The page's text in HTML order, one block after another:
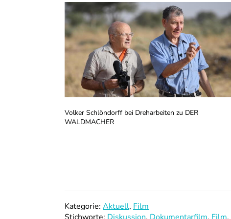
Volker Schlöndorff bei Dreharbeiten zu DER
WALDMACHER
Kategorie: Aktuell, Film